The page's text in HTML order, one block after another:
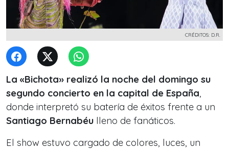
CRÉDITOS: D.R.
La «Bichota» realizó la noche del domingo su
segundo concierto en la capital de España,
donde interpretó su batería de éxitos frente a un
Santiago Bernabéu lleno de fanáticos.
El show estuvo cargado de colores, luces, un